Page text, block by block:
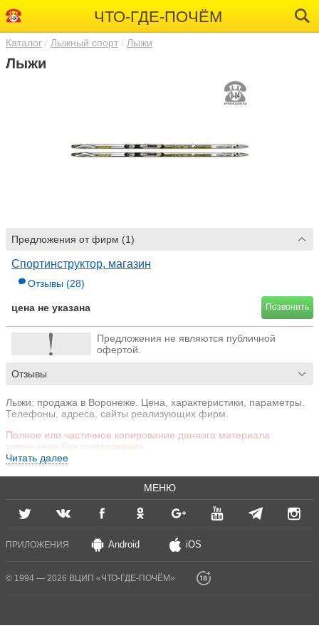
ЧТО-ГДЕ-ПОЧЁМ
Каталог Лыжный спорт Лыжи
Лыжи
Предложения от фирм (1)
Спортинструктор, магазин
Отзывы (28)
цена не указана Позвонить
Предложения не являются публичной
офертой.
Отзывы
Лыжи: продажа в Воронеже. Цена, характеристики, параметры.
Телефоны, адреса, сайты реализующих фирм.
Полное или частичное копирование данного материала
запрещено без согласования.
Читать далее
МЕНЮ
ПРИЛОЖЕНИЯ Android iOS
© 1994 — 2026 ВЦИП «ЧТО-ГДЕ-ПОЧЁМ»